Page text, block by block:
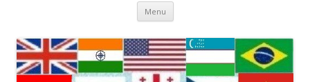
Menu Skip
content